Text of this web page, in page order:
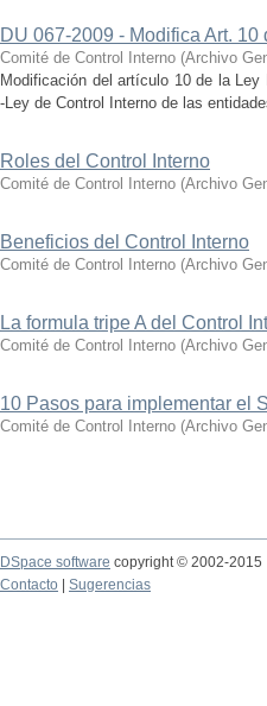
DU 067-2009 - Modifica Art. 10
Comité de Control Interno (Archivo
Modificación del artículo 10 de la Ley
‐Ley de Control Interno de las
Roles del Control Interno
Comité de Control Interno (Archivo
Beneficios del Control Interno
Comité de Control Interno (Archivo
La formula tripe A del Control
Comité de Control Interno (Archivo
10 Pasos para implementar el
Comité de Control Interno (Archivo
DSpace software copyright © 2002-2015
Contacto
Sugerencias